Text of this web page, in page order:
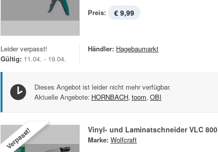
Preis: € 9,99
Leider verpasst!
Gültig: 11.04. - 19.04.
Händler: Hagebaumarkt
Dieses Angebot ist leider nicht mehr verfügbar.
Aktuelle Angebote: HORNBACH, toom, OBI
Verpasst! Vinyl- und Laminatschneider VLC 800
Marke: Wolfcraft